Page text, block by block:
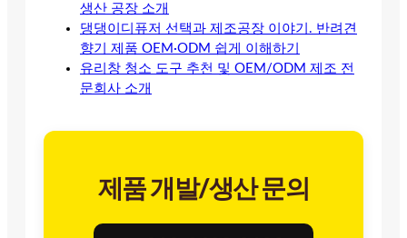
생산 공장 소개
댕댕이디퓨저 선택과 제조공장 이야기. 반려견
향기 제품 OEM·ODM 쉽게 이해하기
유리창 청소 도구 추천 및 OEM/ODM 제조 전
문회사 소개
제품 개발/생산 문의